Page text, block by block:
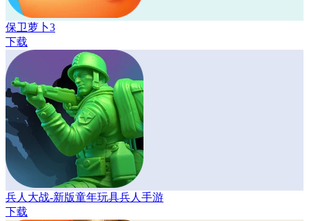
保卫萝卜3
下载
兵人大战-新版童年玩具兵人手游
下载